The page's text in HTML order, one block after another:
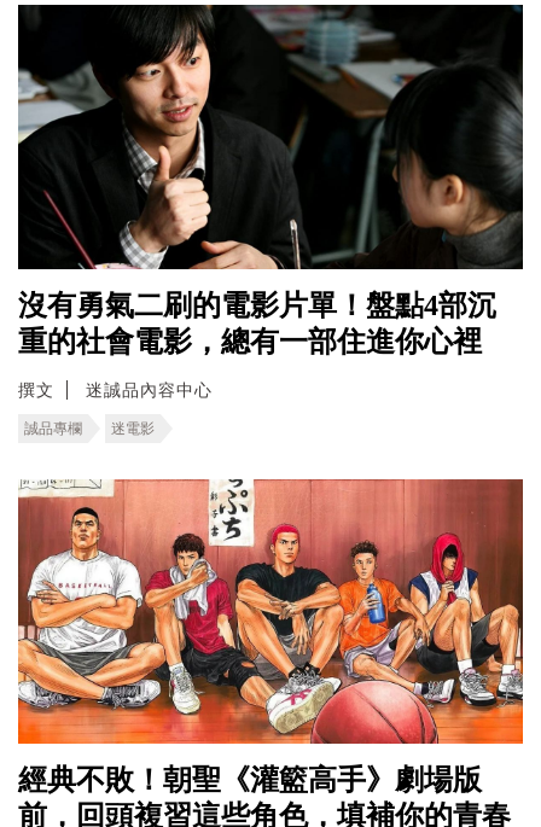
沒有勇氣二刷的電影片單！盤點4部沉
重的社會電影，總有一部住進你心裡
撰文 迷誠品內容中心
誠品專欄 迷電影
經典不敗！朝聖《灌籃高手》劇場版
前，回頭複習這些角色，填補你的青春